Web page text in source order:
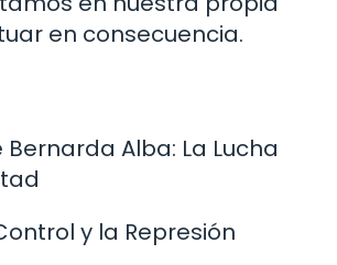
en consecuencia.
Bernarda Alba: La Lucha
y la Represión